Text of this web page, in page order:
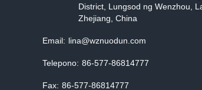
District, Lungsod ng Wenzhou,
Zhejiang, China
Email: lina@wznuodun.com
Telepono: 86-577-86814777
Fax: 86-577-86814777